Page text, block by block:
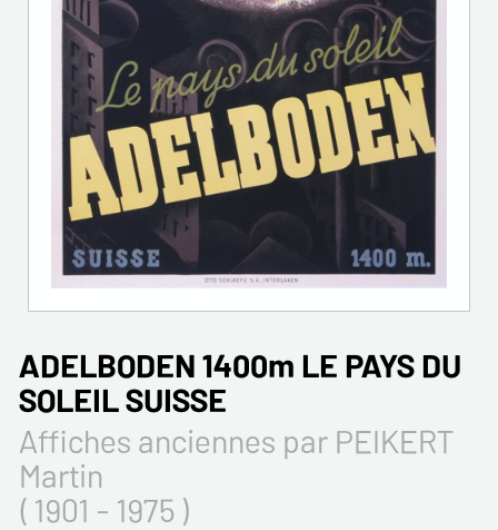
ADELBODEN 1400m LE PAYS DU
SOLEIL SUISSE
Affiches anciennes par PEIKERT
Martin
( 1901 - 1975 )